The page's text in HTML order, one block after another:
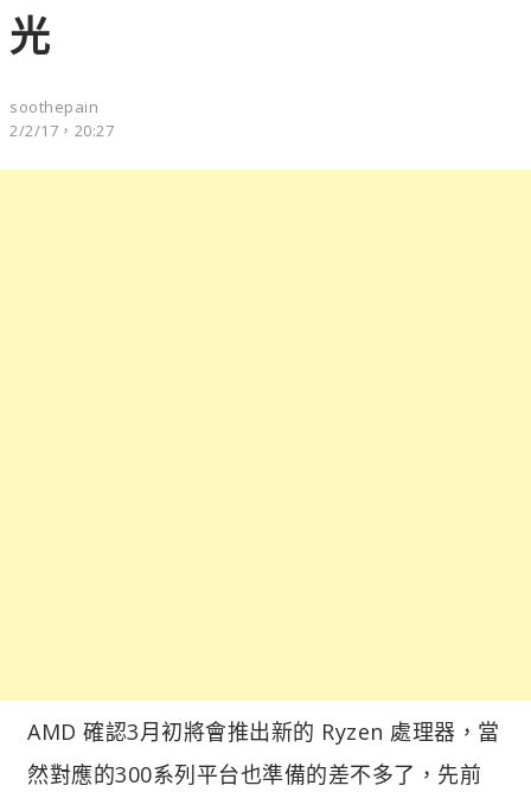
光
soothepain
2/2/17，20:27
AMD 確認3月初將會推出新的 Ryzen 處理器，當
然對應的300系列平台也準備的差不多了，先前